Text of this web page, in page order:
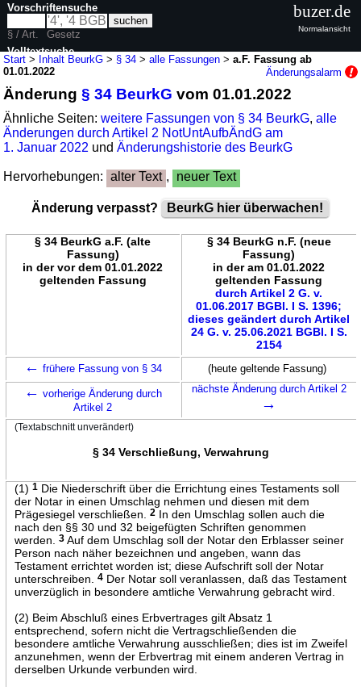
Start > Inhalt BeurkG > § 34 >alle Fassungen >a.F. Fassung ab
01.01.2022
Änderungsalarm
Änderung§ 34 BeurkG vom 01.01.2022
Ähnliche Seiten:weitere Fassungen von § 34 BeurkG,alle
Änderungen durch Artikel 2 NotUntAufbÄndG am
1. Januar 2022 undÄnderungshistorie des BeurkG
Hervorhebungen: alter Text , neuer Text
Änderung verpasst? BeurkG hier überwachen!
§ 34 BeurkG a.F. (alte
Fassung)
in der vor dem 01.01.2022
geltenden Fassung
§ 34 BeurkG n.F. (neue
Fassung)
in der am 01.01.2022
geltenden Fassung
durch Artikel 2 G. v.
01.06.2017 BGBl. I S. 1396;
dieses geändert durch Artikel
24 G. v. 25.06.2021 BGBl. I S.
2154
← frühere Fassung von § 34 (heute geltende Fassung)
← vorherige Änderung durch
Artikel 2
nächste Änderung durch Artikel 2
→
(Textabschnitt unverändert)
§ 34 Verschließung, Verwahrung
(1) 1Die Niederschrift über die Errichtung eines Testaments soll
der Notar in einen Umschlag nehmen und diesen mit dem
Prägesiegel verschließen.
2In den Umschlag sollen auch die
nach den §§ 30 und 32 beigefügten Schriften genommen
werden.
3Auf dem Umschlag soll der Notar den Erblasser seiner
Person nach näher bezeichnen und angeben, wann das
Testament errichtet worden ist; diese Aufschrift soll der Notar
unterschreiben.
4Der Notar soll veranlassen, daß das Testament
unverzüglich in besondere amtliche Verwahrung gebracht wird.
(2) Beim Abschluß eines Erbvertrages gilt Absatz 1
entsprechend, sofern nicht die Vertragschließenden die
besondere amtliche Verwahrung ausschließen; dies ist im Zweifel
anzunehmen, wenn der Erbvertrag mit einem anderen Vertrag in
derselben Urkunde verbunden wird.
Vorschriftensuche
§ / Art.
Gesetz
Volltextsuche
buzer.de
Normalansicht